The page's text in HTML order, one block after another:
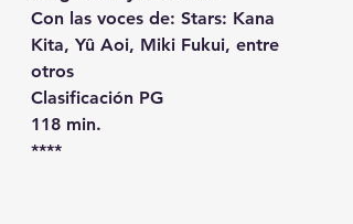
Con las voces de: Stars: Kana
Kita, Yû Aoi, Miki Fukui, entre
otros
Clasificación PG
118 min.
****